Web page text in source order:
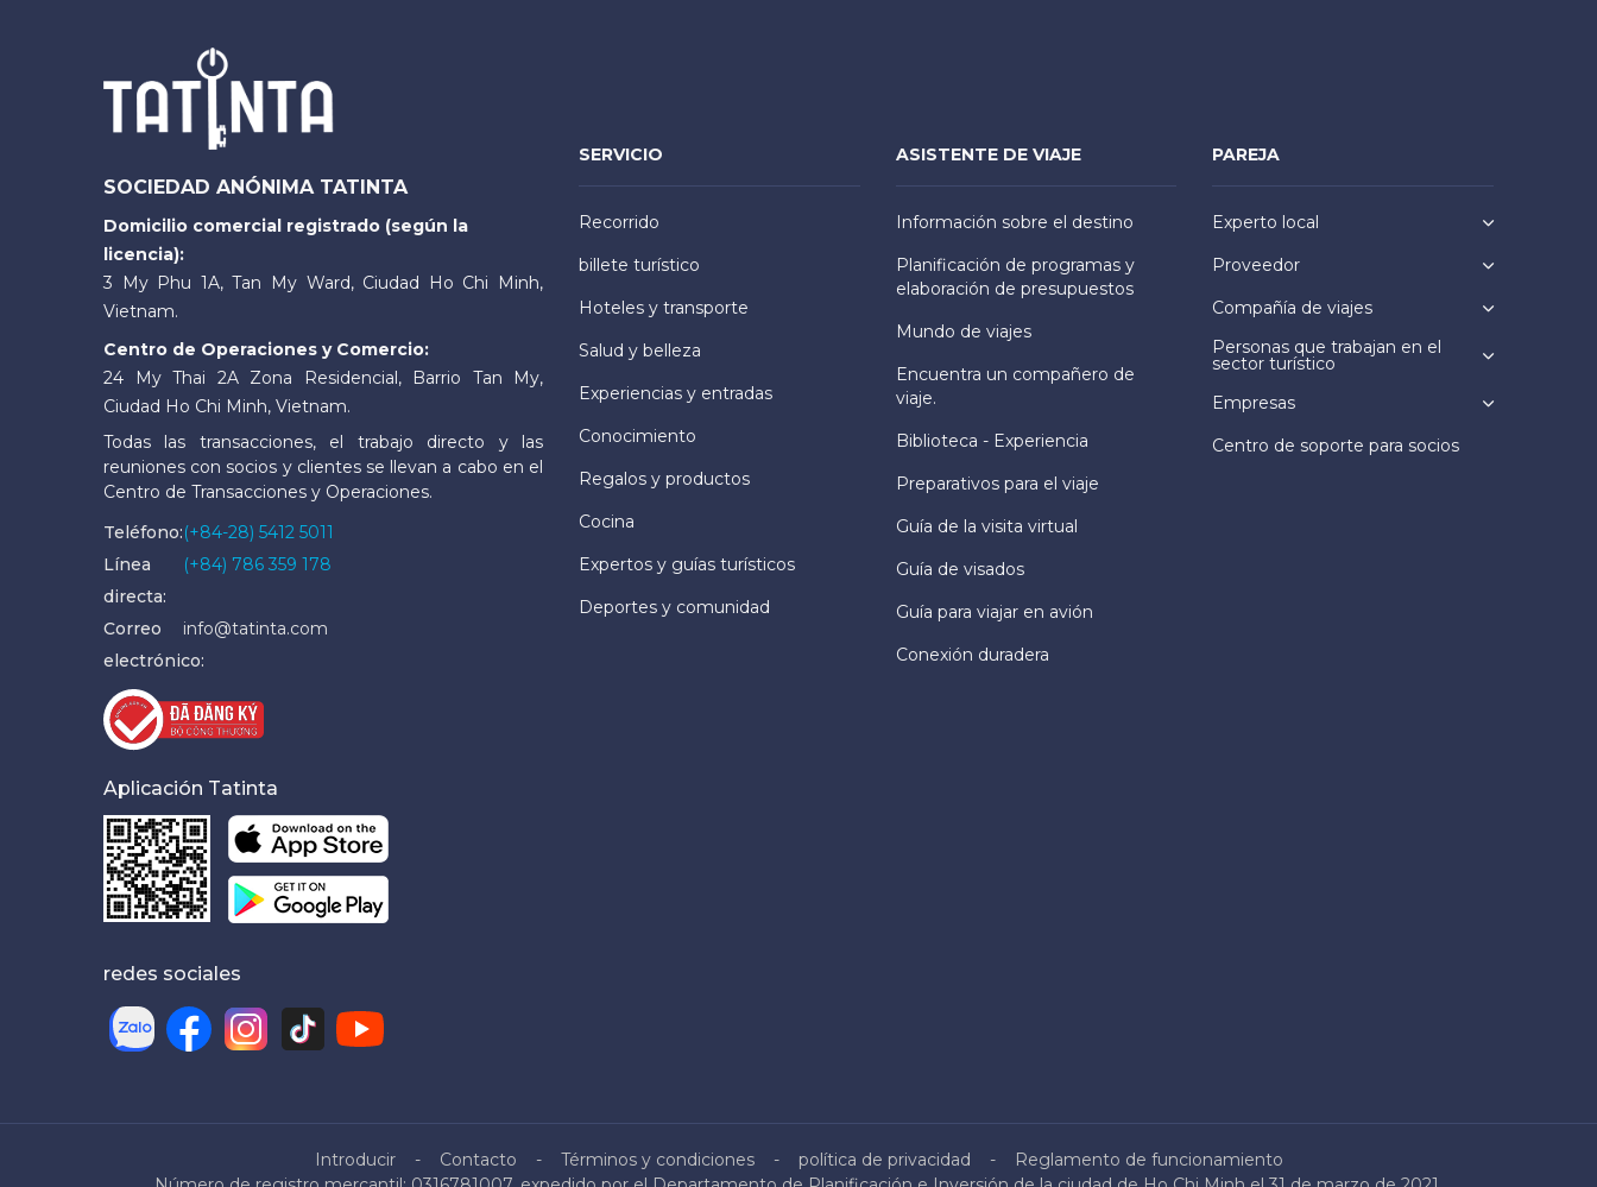
SOCIEDAD ANÓNIMA TATINTA
Domicilio comercial registrado (según la
licencia):
3 My Phu 1A, Tan My Ward, Ciudad Ho Chi Minh,
Vietnam.
Centro de Operaciones y Comercio:
24 My Thai 2A Zona Residencial, Barrio Tan My,
Ciudad Ho Chi Minh, Vietnam.
Todas las transacciones, el trabajo directo y las
reuniones con socios y clientes se llevan a cabo en el
Centro de Transacciones y Operaciones.
Teléfono:(+84-28) 5412 5011
Línea
directa:
(+84) 786 359 178
Correo
electrónico:
info@tatinta.com
Aplicación Tatinta
redes sociales
SERVICIO
Recorrido
billete turístico
Hoteles y transporte
Salud y belleza
Experiencias y entradas
Conocimiento
Regalos y productos
Cocina
Expertos y guías turísticos
Deportes y comunidad
ASISTENTE DE VIAJE
Información sobre el destino
Planificación de programas y
elaboración de presupuestos
Mundo de viajes
Encuentra un compañero de
viaje.
Biblioteca - Experiencia
Preparativos para el viaje
Guía de la visita virtual
Guía de visados
Guía para viajar en avión
Conexión duradera
PAREJA
Experto local
Proveedor
Compañía de viajes
Personas que trabajan en el
sector turístico
Empresas
Centro de soporte para socios
Introducir Contacto Términos y condiciones política de privacidad
Reglamento de funcionamiento